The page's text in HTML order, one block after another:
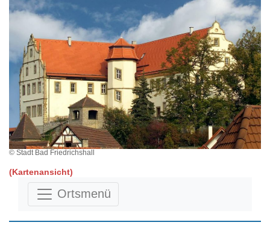
© Stadt Bad Friedrichshall
(Kartenansicht)
Ortsmenü